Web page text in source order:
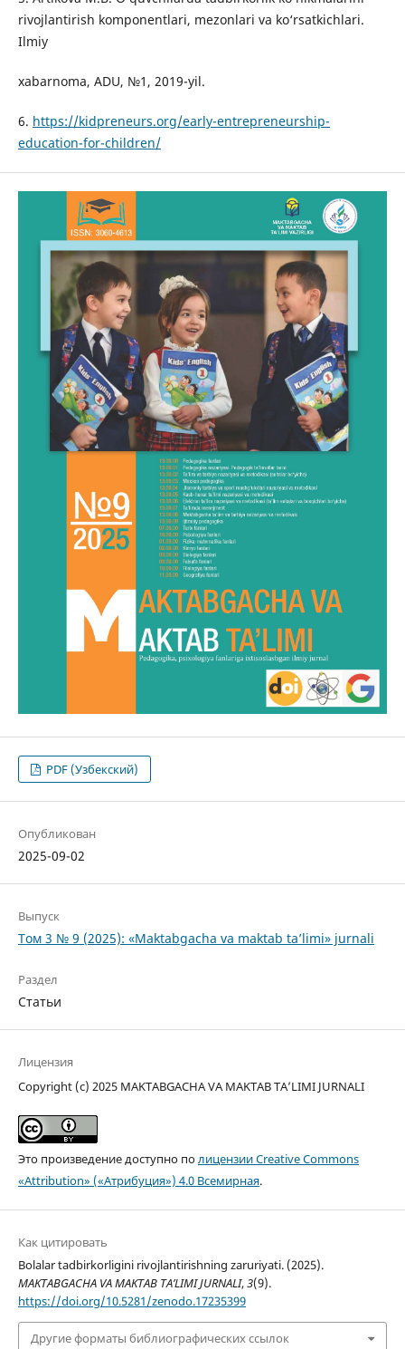
rivojlantirish komponentlari, mezonlari va ko‘rsatkichlari.
Ilmiy
xabarnoma, ADU, №1, 2019-yil.
6. https://kidpreneurs.org/early-entrepreneurship-
education-for-children/
PDF (Узбекский)
Опубликован
2025-09-02
Выпуск
Том 3 № 9 (2025): «Maktabgacha va maktab ta’limi» jurnali
Раздел
Статьи
Лицензия
Copyright (c) 2025 MAKTABGACHA VA MAKTAB TA’LIMI JURNALI
Это произведение доступно полицензии Creative Commons
«Attribution» («Атрибуция») 4.0 Всемирная.
Как цитировать
Bolalar tadbirkorligini rivojlantirishning zaruriyati. (2025).
MAKTABGACHA VA MAKTAB TA’LIMI JURNALI,3(9).
https://doi.org/10.5281/zenodo.17235399
Другие форматы библиографических ссылок